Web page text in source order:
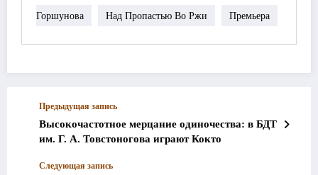
Горшунова Над Пропастью Во Ржи Премьера
Предыдущая запись
Высокочастотное мерцание одиночества: в БДТ
им. Г. А. Товстоногова играют Кокто
Следующая запись